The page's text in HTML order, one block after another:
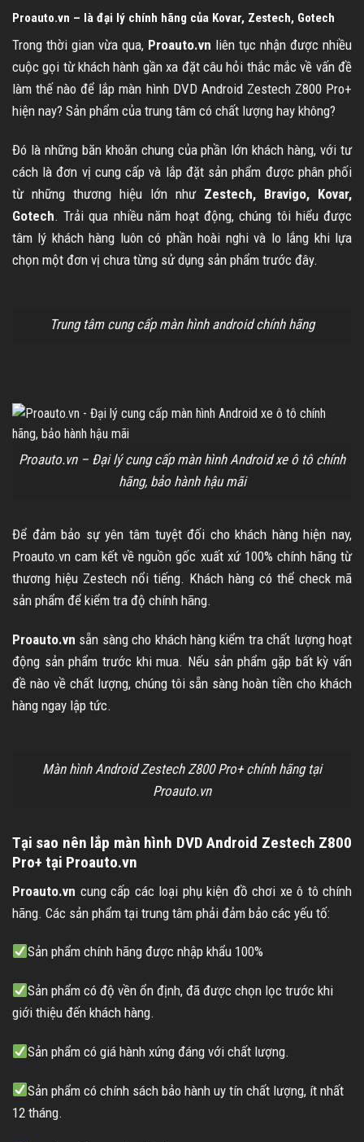
Proauto.vn – là đại lý chính hãng của Kovar, Zestech, Gotech
Trong thời gian vừa qua, Proauto.vn liên tục nhận được nhiều
cuộc gọi từ khách hành gần xa đặt câu hỏi thắc mắc về vấn đề
làm thế nào để lắp màn hình DVD Android Zestech Z800 Pro+
hiện nay? Sản phẩm của trung tâm có chất lượng hay không?
Đó là những băn khoăn chung của phần lớn khách hàng, với tư
cách là đơn vị cung cấp và lắp đặt sản phẩm được phân phối
từ những thương hiệu lớn như Zestech, Bravigo, Kovar,
Gotech. Trải qua nhiều năm hoạt động, chúng tôi hiểu được
tâm lý khách hàng luôn có phần hoài nghi và lo lắng khi lựa
chọn một đơn vị chưa từng sử dụng sản phẩm trước đây.
Trung tâm cung cấp màn hình android chính hãng
Proauto.vn – Đại lý cung cấp màn hình Android xe ô tô chính
hãng, bảo hành hậu mãi
Để đảm bảo sự yên tâm tuyệt đối cho khách hàng hiện nay,
Proauto.vn cam kết về nguồn gốc xuất xứ 100% chính hãng từ
thương hiệu Zestech nổi tiếng. Khách hàng có thể check mã
sản phẩm để kiểm tra độ chính hãng.
Proauto.vn sẵn sàng cho khách hàng kiểm tra chất lượng hoạt
động sản phẩm trước khi mua. Nếu sản phẩm gặp bất kỳ vấn
đề nào về chất lượng, chúng tôi sẵn sàng hoàn tiền cho khách
hàng ngay lập tức.
Màn hình Android Zestech Z800 Pro+ chính hãng tại
Proauto.vn
Tại sao nên lắp màn hình DVD Android Zestech Z800
Pro+ tại Proauto.vn
Proauto.vn cung cấp các loại phụ kiện đồ chơi xe ô tô chính
hãng. Các sản phẩm tại trung tâm phải đảm bảo các yếu tố:
Sản phẩm chính hãng được nhập khẩu 100%
Sản phẩm có độ vền ổn định, đã được chọn lọc trước khi
giới thiệu đến khách hàng.
Sản phẩm có giá hành xứng đáng với chất lượng.
Sản phẩm có chính sách bảo hành uy tín chất lượng, ít nhất
12 tháng.